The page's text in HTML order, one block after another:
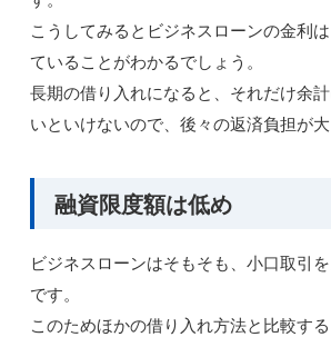
こうしてみるとビジネスローンの金利
ていることがわかるでしょう。
長期の借り入れになると、それだけ余
いといけないので、後々の返済負担が大
融資限度額は低め
ビジネスローンはそもそも、小口取引
です。
このためほかの借り入れ方法と比較す